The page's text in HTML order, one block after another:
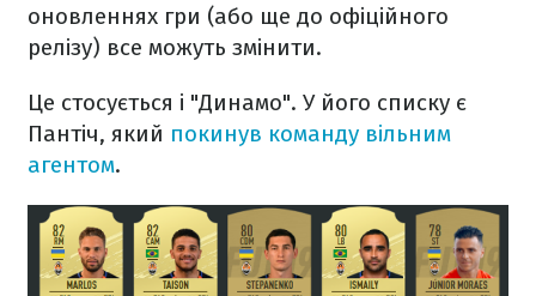
оновленнях гри (або ще до офіційного
релізу) все можуть змінити.
Це стосується і "Динамо". У його списку є
Пантіч, який покинув команду вільним
агентом.